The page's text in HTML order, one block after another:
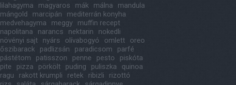
lilahagyma
magyaros mák málna
mandula
mángold
marcipán
mediterrán konyha
medvehagyma
meggy
muffin recept
napolitana
narancs nektarin
nokedli
növényi sajt
nyárs olívabogyó omlett
oreo
őszibarack
padlizsán paradicsom
parfé
pástétom
patisszon penne pesto
piskóta
pite
pizza pörkölt puding puliszka
quinoa
ragu
rakott krumpli retek ribizli
rizottó